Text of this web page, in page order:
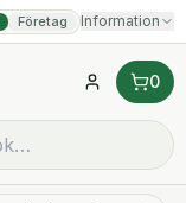
Företag Information
0